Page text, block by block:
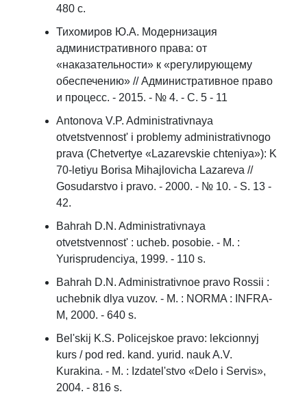
480 с.
Тихомиров Ю.А. Модернизация
административного права: от
«наказательности» к «регулирующему
обеспечению» // Административное право
и процесс. - 2015. - № 4. - С. 5 - 11
Antonova V.P. Administrativnaya
otvetstvennost' i problemy administrativnogo
prava (Chetvertye «Lazarevskie chteniya»): K
70-letiyu Borisa Mihajlovicha Lazareva //
Gosudarstvo i pravo. - 2000. - № 10. - S. 13 -
42.
Bahrah D.N. Administrativnaya
otvetstvennost' : ucheb. posobie. - M. :
Yurisprudenciya, 1999. - 110 s.
Bahrah D.N. Administrativnoe pravo Rossii :
uchebnik dlya vuzov. - M. : NORMA : INFRA-
M, 2000. - 640 s.
Bel'skij K.S. Policejskoe pravo: lekcionnyj
kurs / pod red. kand. yurid. nauk A.V.
Kurakina. - M. : Izdatel'stvo «Delo i Servis»,
2004. - 816 s.